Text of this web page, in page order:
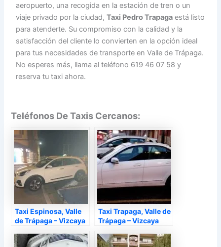
aeropuerto, una recogida en la estación de tren o un
viaje privado por la ciudad,Taxi Pedro Trapaga está listo
para atenderte. Su compromiso con la calidad y la
satisfacción del cliente lo convierten en la opción ideal
para tus necesidades de transporte en Valle de Trápaga.
No esperes más, llama al teléfono 619 46 07 58 y
reserva tu taxi ahora.
Teléfonos De Taxis Cercanos:
Taxi Espinosa, Valle
de Trápaga – Vizcaya
Taxi Trapaga, Valle de
Trápaga – Vizcaya